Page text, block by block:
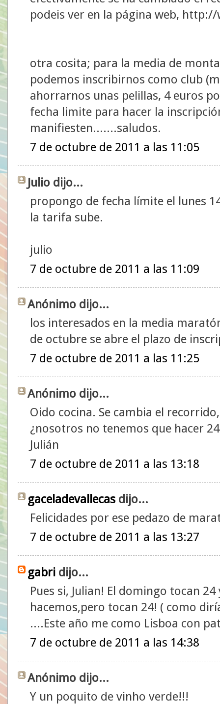
podeis ver en la página web,
otra cosita; para la media de
podemos inscribirnos como club
ahorrarnos unas pelillas, 4 euros
fecha limite para hacer la
manifiesten.......saludos.
7 de octubre de 2011 a las 11:05
Julio dijo...
propongo de fecha límite el lunes
la tarifa sube.
julio
7 de octubre de 2011 a las 11:09
Anónimo dijo...
los interesados en la media
de octubre se abre el plazo de
7 de octubre de 2011 a las 11:25
Anónimo dijo...
Oido cocina. Se cambia el
¿nosotros no tenemos que hacer
Julián
7 de octubre de 2011 a las 13:18
gaceladevallecas dijo...
Felicidades por ese pedazo de
7 de octubre de 2011 a las 13:27
gabri dijo...
Pues si, Julian! El domingo tocan
hacemos,pero tocan 24! ( como
....Este año me como Lisboa con
7 de octubre de 2011 a las 14:38
Anónimo dijo...
Y un poquito de vinho verde!!!